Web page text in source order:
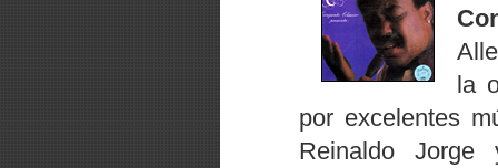
la
por excelentes
Reinaldo Jorge